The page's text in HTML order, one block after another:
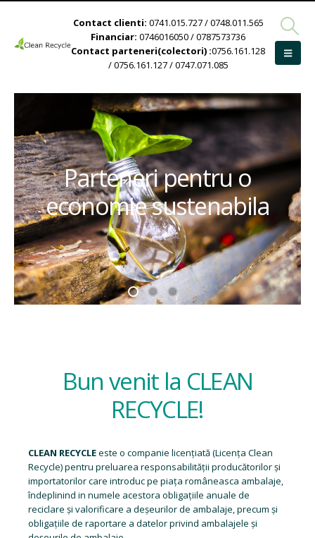
Contact clienti: 0741.015.727 / 0748.011.565
Financiar: 0746016050 / 0787573736
Contact parteneri(colectori) :0756.161.128
/ 0756.161.127 / 0747.071.085
Parteneri pentru o
economie sustenabila
Bun venit la CLEAN
RECYCLE!
CLEAN RECYCLEeste o companie licențiată (Licența Clean
Recycle) pentru preluarea responsabilității producătorilor și
importatorilor care introduc pe piața româneasca ambalaje,
îndeplinind in numele acestora obligațiile anuale de
reciclare și valorificare a deșeurilor de ambalaje, precum și
obligațiile de raportare a datelor privind ambalajele și